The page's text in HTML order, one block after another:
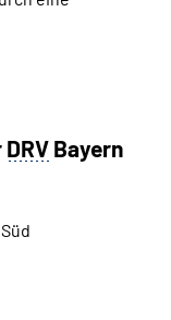
DRV Bayern